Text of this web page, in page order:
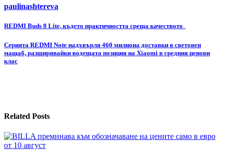
paulinashtereva
Навигация
REDMI Buds 8 Lite, където практичността среща качеството
Серията REDMI Note надхвърля 460 милиона доставки в световен
мащаб, разширявайки водещата позиция на Xiaomi в средния ценови
клас
Related Posts